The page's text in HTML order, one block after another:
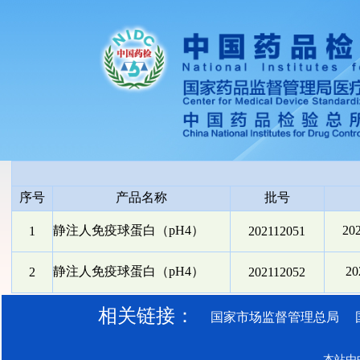
序号 产品名称 批号
1 静注人免疫球蛋白（pH4） 202112051
2 静注人免疫球蛋白（pH4） 202112052
相关链接： 国家市场监督管理总局